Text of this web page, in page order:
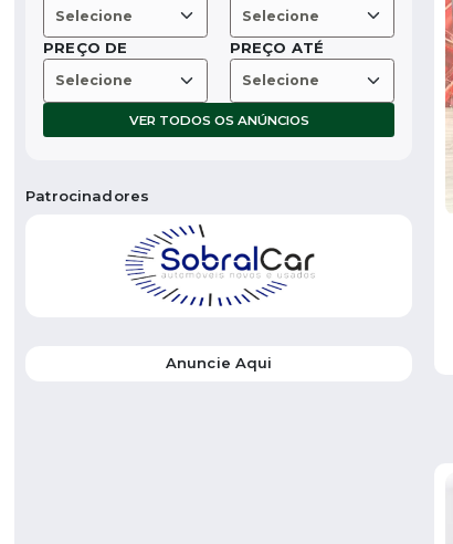
PREÇO DE PREÇO ATÉ
VER TODOS OS ANÚNCIOS
Patrocinadores
Anuncie Aqui